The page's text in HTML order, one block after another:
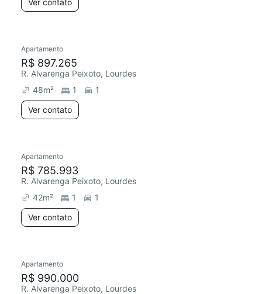
Ver contato
Apartamento
R$ 897.265
R. Alvarenga Peixoto, Lourdes
48m² 1
1
Ver contato
Apartamento
R$ 785.993
R. Alvarenga Peixoto, Lourdes
42m² 1
1
Ver contato
Apartamento
R$ 990.000
R. Alvarenga Peixoto, Lourdes